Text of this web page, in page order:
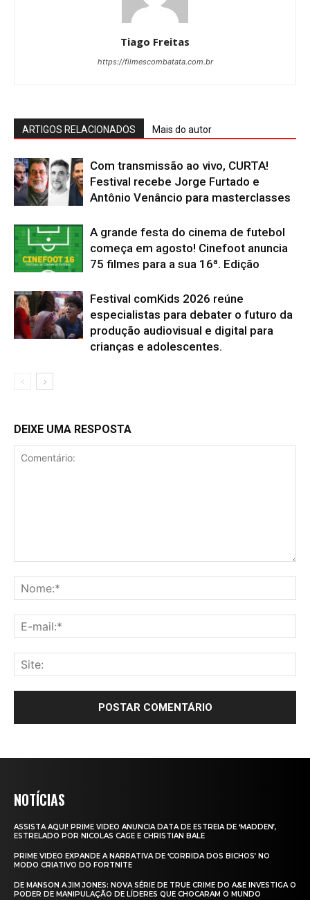
Tiago Freitas
https://filmescombatata.com.br
ARTIGOS RELACIONADOS Mais do autor
Com transmissão ao vivo, CURTA!
Festival recebe Jorge Furtado e
Antônio Venâncio para masterclasses
A grande festa do cinema de futebol
começa em agosto! Cinefoot anuncia
75 filmes para a sua 16ª. Edição
Festival comKids 2026 reúne
especialistas para debater o futuro da
produção audiovisual e digital para
crianças e adolescentes.
DEIXE UMA RESPOSTA
NOTÍCIAS
ASSISTA AQUI! PRIME VIDEO ANUNCIA DATA DE ESTREIA DE ‘MADDEN’,
ESTRELADO POR NICOLAS CAGE E CHRISTIAN BALE
PRIME VIDEO EXPANDE A NARRATIVA DE ‘CORRIDA DOS BICHOS’ NO
MODO CRIATIVO DO FORTNITE
DE MANSON A JIM JONES: NOVA SÉRIE DE TRUE CRIME DO A&E INVESTIGA O
PODER DE MANIPULAÇÃO DE LÍDERES QUE CHOCARAM O MUNDO